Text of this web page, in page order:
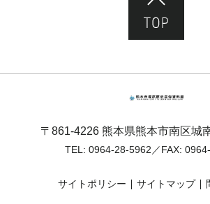
〒861-4226 熊本県熊本市南区城
TEL: 0964-28-5962 ／FAX:
サイトポリシー サイトマップ